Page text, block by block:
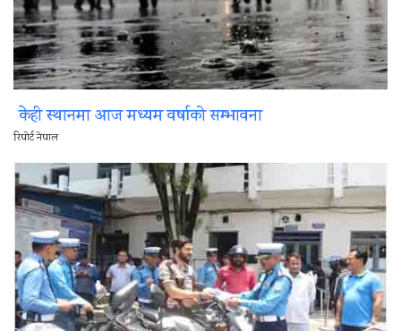
केही स्थानमा आज मध्यम वर्षाको सम्भावना
रिपोर्ट नेपाल